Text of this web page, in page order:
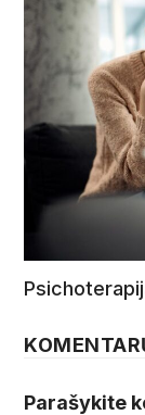
Parašykite